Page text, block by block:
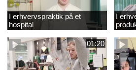
I erhvervspraktik på et
hospital
I
01:20